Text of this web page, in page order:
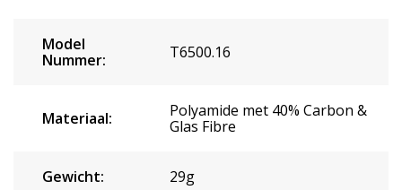
Model
Nummer:
T6500.16
Materiaal:
Polyamide met 40% Carbon &
Glas Fibre
Gewicht: 29g